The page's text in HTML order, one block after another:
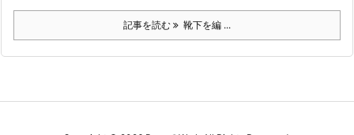
記事を読む 靴下を編 ...